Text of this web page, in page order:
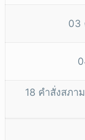
03
18 คำสั่งสภา